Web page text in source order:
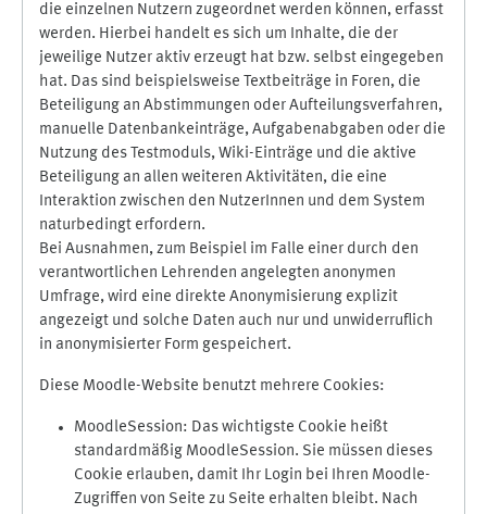
die einzelnen Nutzern zugeordnet werden können, erfasst
werden. Hierbei handelt es sich um Inhalte, die der
jeweilige Nutzer aktiv erzeugt hat bzw. selbst eingegeben
hat. Das sind beispielsweise Textbeiträge in Foren, die
Beteiligung an Abstimmungen oder Aufteilungsverfahren,
manuelle Datenbankeinträge, Aufgabenabgaben oder die
Nutzung des Testmoduls, Wiki-Einträge und die aktive
Beteiligung an allen weiteren Aktivitäten, die eine
Interaktion zwischen den NutzerInnen und dem System
naturbedingt erfordern.
Bei Ausnahmen, zum Beispiel im Falle einer durch den
verantwortlichen Lehrenden angelegten anonymen
Umfrage, wird eine direkte Anonymisierung explizit
angezeigt und solche Daten auch nur und unwiderruflich
in anonymisierter Form gespeichert.
Diese Moodle-Website benutzt mehrere Cookies:
MoodleSession: Das wichtigste Cookie heißt
standardmäßig MoodleSession. Sie müssen dieses
Cookie erlauben, damit Ihr Login bei Ihren Moodle-
Zugriffen von Seite zu Seite erhalten bleibt. Nach